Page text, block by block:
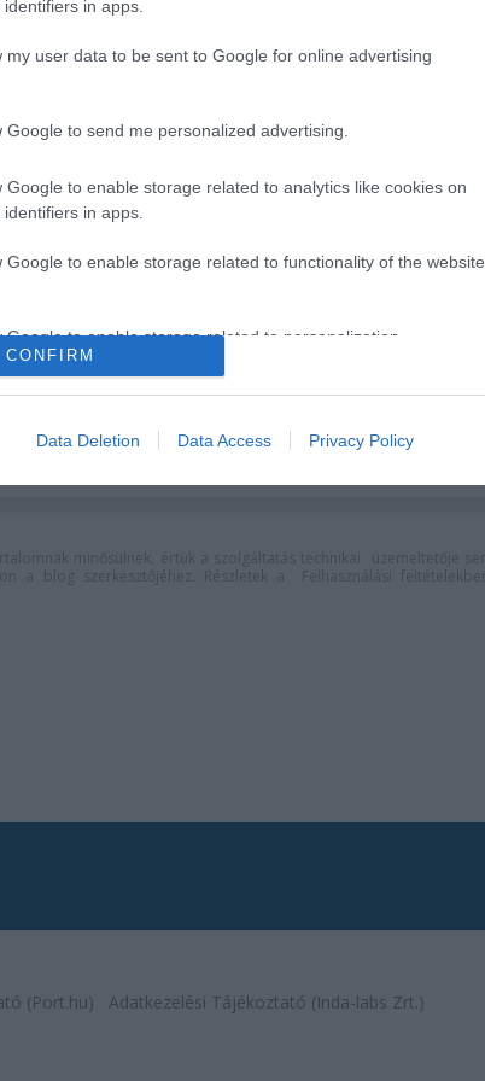
in apps.
my user data to be sent to Google for online advertising
Google to send me personalized advertising.
Google to enable storage related to analytics like cookies on
in apps.
Google to enable storage related to functionality of the website
Google to enable storage related to personalization.
Google to enable storage related to security, including
CONFIRM
Data Deletion Data Access Privacy Policy
A Centrál Színház új
értékesíti a következő évad
(Port.hu) Adatkezelési Tájékoztató (Inda-labs Zrt.)